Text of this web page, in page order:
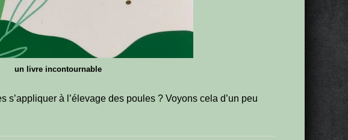
un livre incontournable
s’appliquer à l’élevage des poules ? Voyons cela d’un peu